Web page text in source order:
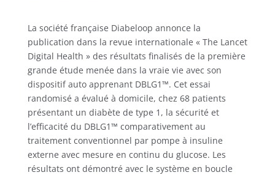
La société française Diabeloop annonce la
publication dans la revue internationale « The Lancet
Digital Health » des résultats finalisés de la première
grande étude menée dans la vraie vie avec son
dispositif auto apprenant DBLG1™. Cet essai
randomisé a évalué à domicile, chez 68 patients
présentant un diabète de type 1, la sécurité et
l’efficacité du DBLG1™ comparativement au
traitement conventionnel par pompe à insuline
externe avec mesure en continu du glucose. Les
résultats ont démontré avec le système en boucle